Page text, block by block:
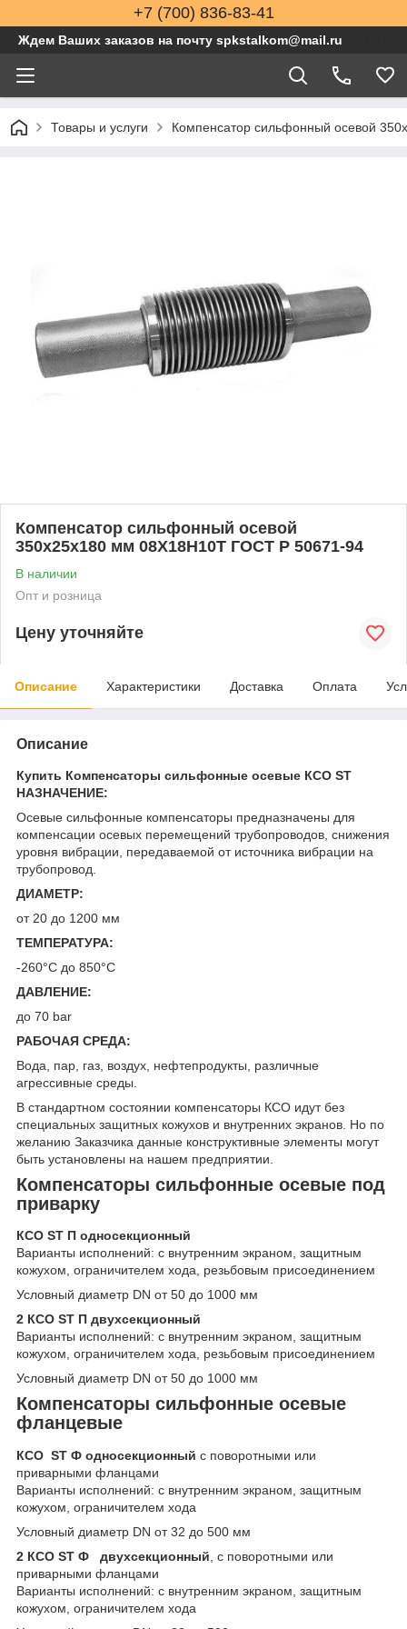
+7 (700) 836-83-41
Ждем Ваших заказов на почту spkstalkom@mail.ru
Товары и услуги Компенсатор сильфонный осевой
Компенсатор сильфонный осевой
350x25x180 мм 08Х18Н10Т ГОСТ Р 50671-94
В наличии
Опт и розница
Цену уточняйте
Описание Характеристики Доставка Оплата
Описание
Купить Компенсаторы сильфонные осевые КСО ST
НАЗНАЧЕНИЕ:
Осевые сильфонные компенсаторы предназначены для
компенсации осевых перемещений трубопроводов, снижения
уровня вибрации, передаваемой от источника вибрации на
трубопровод.
ДИАМЕТР:
от 20 до 1200 мм
ТЕМПЕРАТУРА:
-260°С до 850°С
ДАВЛЕНИЕ:
до 70 bar
РАБОЧАЯ СРЕДА:
Вода, пар, газ, воздух, нефтепродукты, различные
агрессивные среды.
В стандартном состоянии компенсаторы КСО идут без
специальных защитных кожухов и внутренних экранов. Но по
желанию Заказчика данные конструктивные элементы могут
быть установлены на нашем предприятии.
Компенсаторы сильфонные осевые под
приварку
КСО ST П односекционный
Варианты исполнений: с внутренним экраном, защитным
кожухом, ограничителем хода, резьбовым присоединением
Условный диаметр DN от 50 до 1000 мм
2 КСО ST П двухсекционный
Варианты исполнений: с внутренним экраном, защитным
кожухом, ограничителем хода, резьбовым присоединением
Условный диаметр DN от 50 до 1000 мм
Компенсаторы сильфонные осевые
фланцевые
КСО ST Ф односекционный с поворотными или
приварными фланцами
Варианты исполнений: с внутренним экраном, защитным
кожухом, ограничителем хода
Условный диаметр DN от 32 до 500 мм
2 КСО ST Ф двухсекционный , с поворотными или
приварными фланцами
Варианты исполнений: с внутренним экраном, защитным
кожухом, ограничителем хода